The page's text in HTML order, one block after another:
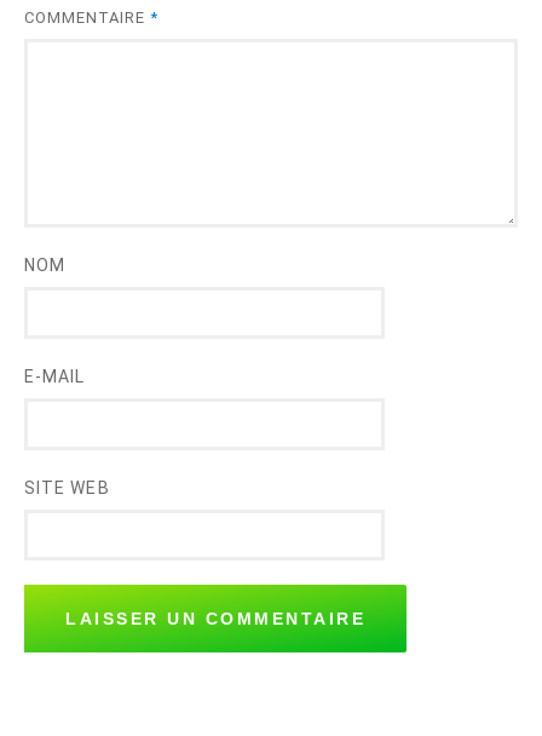
COMMENTAIRE *
NOM
E-MAIL
SITE WEB